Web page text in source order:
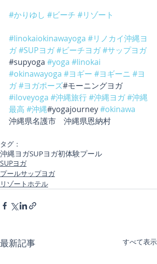
#かりゆし #ビーチ #リゾート
#linokaiokinawayoga #リノカイ沖縄ヨ
ガ#SUPヨガ#ビーチヨガ#サップヨガ
#supyoga #yoga #linokai
#okinawayoga #ヨギー #ヨギーニ #ヨ
ガ#ヨガポーズ#モーニングヨガ
#iloveyoga #沖縄旅行#沖縄ヨガ#沖縄
最高 #沖縄#yogajourney #okinawa
沖縄県名護市　沖縄県恩納村
タグ：
沖縄ヨガSUPヨガ初体験プール
SUPヨガ
プールサップヨガ
リゾートホテル
最新記事 すべて表示